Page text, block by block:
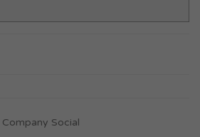
Company Social